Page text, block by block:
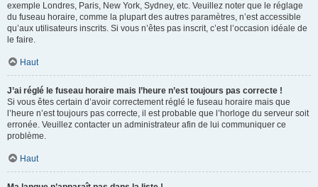
exemple Londres, Paris, New York, Sydney, etc. Veuillez noter que le réglage
du fuseau horaire, comme la plupart des autres paramètres, n’est accessible
qu’aux utilisateurs inscrits. Si vous n’êtes pas inscrit, c’est l’occasion idéale de
le faire.
Haut
J’ai réglé le fuseau horaire mais l’heure n’est toujours pas correcte !
Si vous êtes certain d’avoir correctement réglé le fuseau horaire mais que
l’heure n’est toujours pas correcte, il est probable que l’horloge du serveur soit
erronée. Veuillez contacter un administrateur afin de lui communiquer ce
problème.
Haut